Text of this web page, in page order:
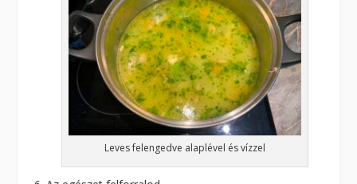
Leves felengedve alaplével és vízzel